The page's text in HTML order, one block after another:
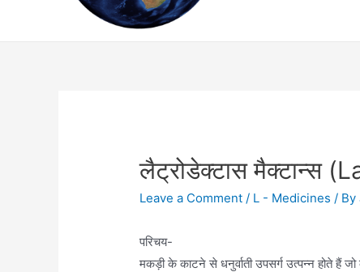
लैट्रोडेक्टास मैक्टान्स
Leave a Comment / L - Medicines / By
परिचय-
मकड़ी के काटने से धनुर्वाती उपसर्ग उत्पन्न होते हैं